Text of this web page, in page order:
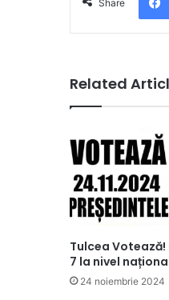
Share
Related
Tulcea Votează!
7 la nivel
24 noiembrie 2024